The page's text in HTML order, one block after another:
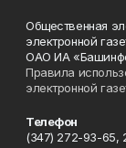
Общественная
электронной
ОАО ИА
Правила
электронной
Телефон
(347) 272-93-65,